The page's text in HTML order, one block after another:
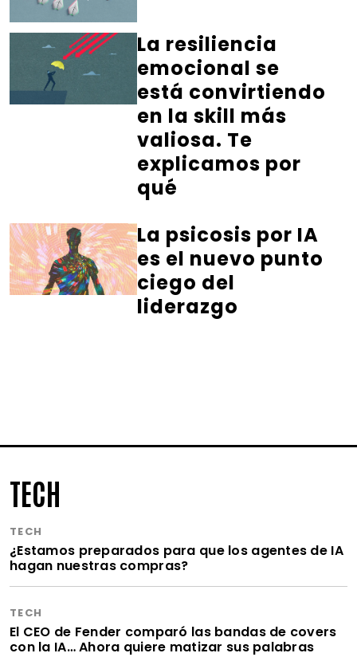
La resiliencia
emocional se
está convirtiendo
en la skill más
valiosa. Te
explicamos por
qué
La psicosis por IA
es el nuevo punto
ciego del
liderazgo
TECH
TECH
¿Estamos preparados para que los agentes de IA
hagan nuestras compras?
TECH
El CEO de Fender comparó las bandas de covers
con la IA… Ahora quiere matizar sus palabras